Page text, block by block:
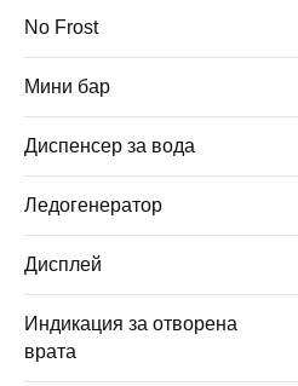
No Frost
Мини бар
Диспенсер за вода
Ледогенератор
Дисплей
Индикация за отворена
врата